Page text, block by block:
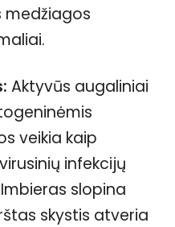
medžiagos
Aktyvūs augaliniai
veikia kaip
infekcijų
slopina
skystis atveria